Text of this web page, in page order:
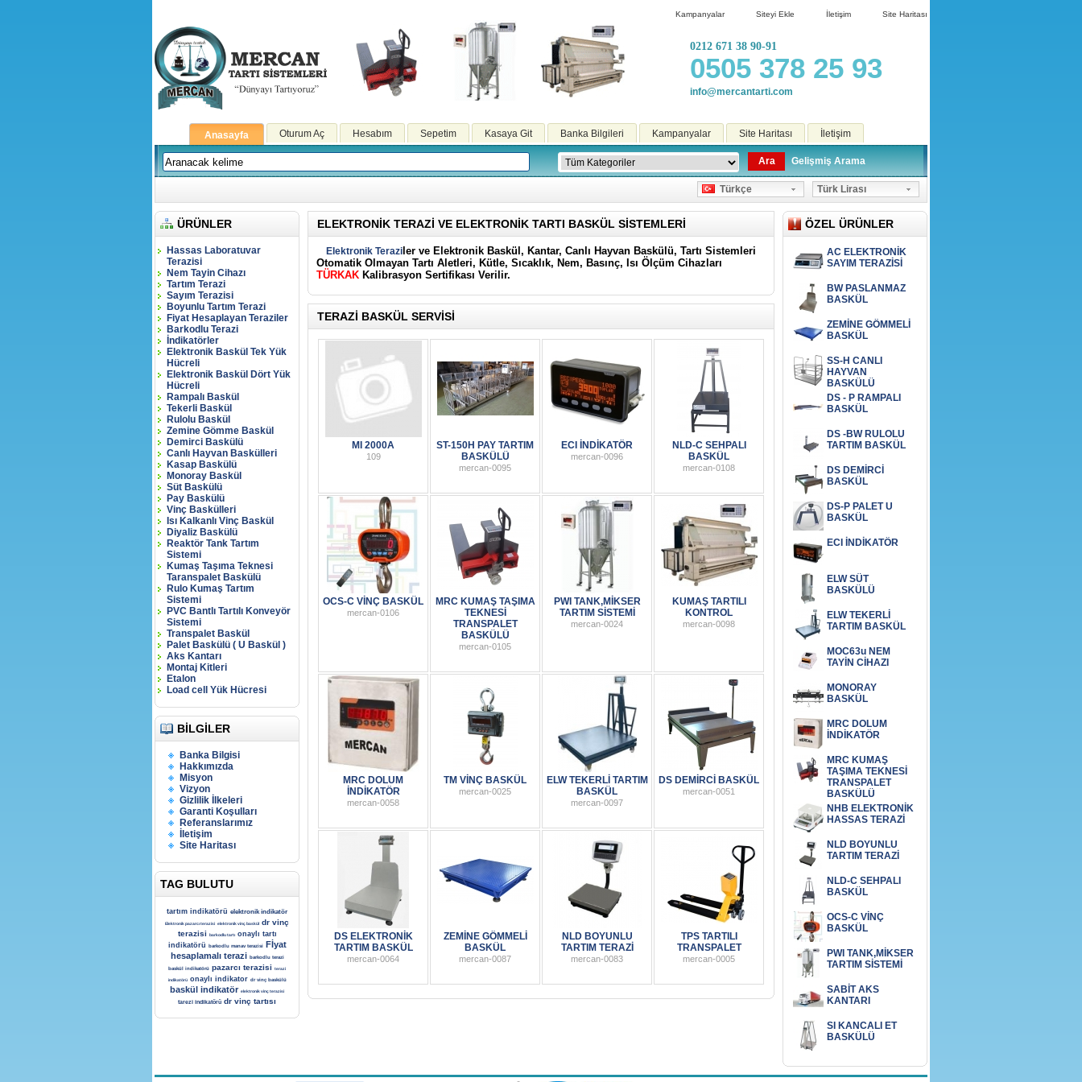
Kampanyalar Siteyi Ekle İletişim Site Haritası
0212 671 38 90-91
0505 378 25 93
info@mercantarti.com
Anasayfa Oturum Aç Hesabım Sepetim Kasaya Git Banka Bilgileri Kampanyalar Site Haritası İletişim
Ara Gelişmiş Arama
Türk Lirası
Türkçe
ÜRÜNLER
Hassas Laboratuvar
Terazisi
Nem Tayin Cihazı
Tartım Terazi
Sayım Terazisi
Boyunlu Tartım Terazi
Fiyat Hesaplayan Teraziler
Barkodlu Terazi
İndikatörler
Elektronik Baskül Tek Yük
Hücreli
Elektronik Baskül Dört Yük
Hücreli
Rampalı Baskül
Tekerli Baskül
Rulolu Baskül
Zemine Gömme Baskül
Demirci Baskülü
Canlı Hayvan Baskülleri
Kasap Baskülü
Monoray Baskül
Süt Baskülü
Pay Baskülü
Vinç Baskülleri
Isı Kalkanlı Vinç Baskül
Diyaliz Baskülü
Reaktör Tank Tartım
Sistemi
Kumaş Taşıma Teknesi
Taranspalet Baskülü
Rulo Kumaş Tartım
Sistemi
PVC Bantlı Tartılı Konveyör
Sistemi
Transpalet Baskül
Palet Baskülü ( U Baskül )
Aks Kantarı
Montaj Kitleri
Etalon
Load cell Yük Hücresi
BILGILER
Banka Bilgisi
Hakkımızda
Misyon
Vizyon
Gizlilik İlkeleri
Garanti Koşulları
Referanslarımız
İletişim
Site Haritası
TAG BULUTU
tartım indikatörü elektronik indikatör
Elektronik pazarcı terazisi elektronik vinç baskül dr vinç
terazisi
barkodlu tartı onaylı tartı
indikatörü
barkodlu manav terazisi Fİyat
hesaplamalı terazi barkodlu terazi
baskül indikatörü pazarcı terazisi terazi
indikatörü onaylı indikator dr vinç baskülü
baskül indikatör elektronik vinç terazisi
tarezi indikatörü dr vinç tartısı
ÖZEL ÜRÜNLER
AC ELEKTRONİK
SAYIM TERAZİSİ
BW PASLANMAZ
BASKÜL
ZEMİNE GÖMMELİ
BASKÜL
SS-H CANLI
HAYVAN
BASKÜLÜ
DS - P RAMPALI
BASKÜL
DS -BW RULOLU
TARTIM BASKÜL
DS DEMİRCİ
BASKÜL
DS-P PALET U
BASKÜL
ECI İNDİKATÖR
ELW SÜT
BASKÜLÜ
ELW TEKERLİ
TARTIM BASKÜL
MOC63u NEM
TAYİN CİHAZI
MONORAY
BASKÜL
MRC DOLUM
İNDİKATÖR
MRC KUMAŞ
TAŞIMA TEKNESİ
TRANSPALET
BASKÜLÜ
NHB ELEKTRONİK
HASSAS TERAZİ
NLD BOYUNLU
TARTIM TERAZİ
NLD-C SEHPALI
BASKÜL
OCS-C VİNÇ
BASKÜL
PWI TANK,MİKSER
TARTIM SİSTEMİ
SABİT AKS
KANTARI
SI KANCALI ET
BASKÜLÜ
ELEKTRONIK TERAZI VE ELEKTRONIK TARTI BASKÜL SISTEMLERI
Elektronik Terazi ler ve Elektronik Baskül, Kantar, Canlı Hayvan Baskülü, Tartı Sistemleri
Otomatik Olmayan Tartı Aletleri, Kütle, Sıcaklık, Nem, Basınç, Isı Ölçüm Cihazları
TÜRKAK Kalibrasyon Sertifikası Verilir.
TERAZI BASKÜL SERVISI
MI 2000A
109
ST-150H PAY TARTIM
BASKÜLÜ
mercan-0095
ECI İNDİKATÖR
mercan-0096
NLD-C SEHPALI
BASKÜL
mercan-0108
OCS-C VİNÇ BASKÜL
mercan-0106
MRC KUMAŞ TAŞIMA
TEKNESİ
TRANSPALET
BASKÜLÜ
mercan-0105
PWI TANK,MİKSER
TARTIM SİSTEMİ
mercan-0024
KUMAŞ TARTILI
KONTROL
mercan-0098
MRC DOLUM
İNDİKATÖR
mercan-0058
TM VİNÇ BASKÜL
mercan-0025
ELW TEKERLİ TARTIM
BASKÜL
mercan-0097
DS DEMİRCİ BASKÜL
mercan-0051
DS ELEKTRONİK
TARTIM BASKÜL
mercan-0064
ZEMİNE GÖMMELİ
BASKÜL
mercan-0087
NLD BOYUNLU
TARTIM TERAZİ
mercan-0083
TPS TARTILI
TRANSPALET
mercan-0005